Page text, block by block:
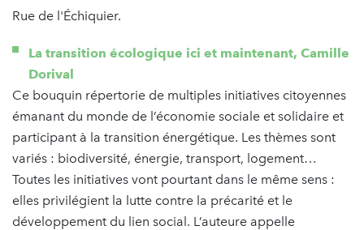
Rue de l'Échiquier.
La transition écologique ici et maintenant, Camille
Dorival
Ce bouquin répertorie de multiples initiatives citoyennes
émanant du monde de l’économie sociale et solidaire et
participant à la transition énergétique. Les thèmes sont
variés : biodiversité, énergie, transport, logement…
Toutes les initiatives vont pourtant dans le même sens :
elles privilégient la lutte contre la précarité et le
développement du lien social. L’auteure appelle